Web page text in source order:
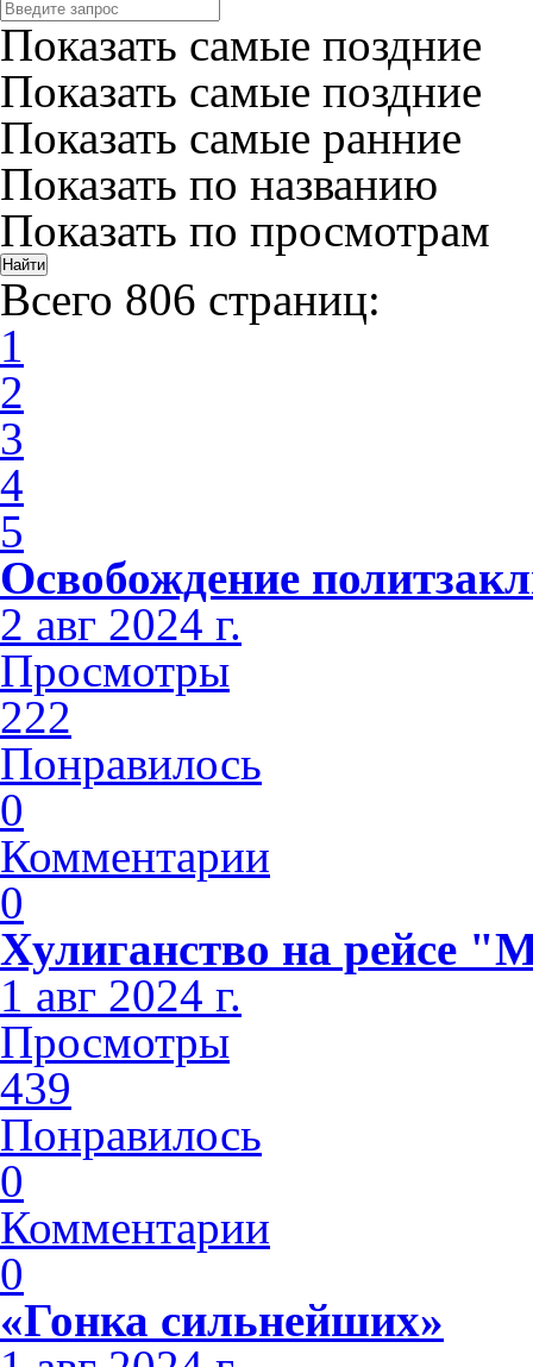
Показать самые поздние
Показать самые поздние
Показать самые ранние
Показать по названию
Показать по просмотрам
Всего 806 страниц:
1
2
3
4
5
Освобождение
2 авг 2024 г.
Просмотры
222
Понравилось
0
Комментарии
0
Хулиганство на рейсе
1 авг 2024 г.
Просмотры
439
Понравилось
0
Комментарии
0
«Гонка сильнейших»